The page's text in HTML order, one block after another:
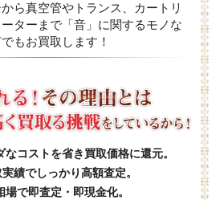
ら真空管やトランス、カートリ
ターまで「音」に関するモノな
もお買取します！
コストを省き買取価格に還元。
績でしっかり高額査定。
で即査定・即現金化。